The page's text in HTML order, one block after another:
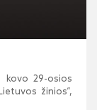
kovo 29-osios
žinios“,